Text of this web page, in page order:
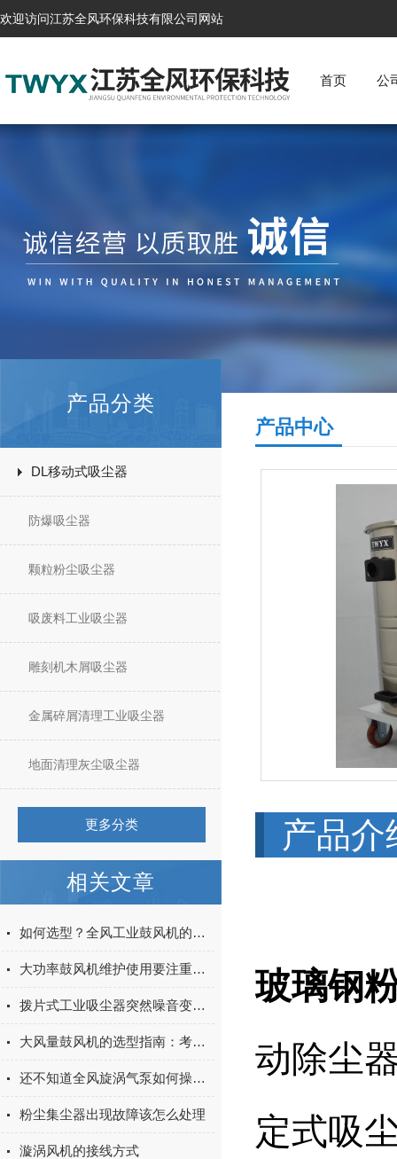
欢迎访问江苏全风环保科技有限公司网站
首页 公
产品分类
DL移动式吸尘器
防爆吸尘器
颗粒粉尘吸尘器
吸废料工业吸尘器
雕刻机木屑吸尘器
金属碎屑清理工业吸尘器
地面清理灰尘吸尘器
更多分类
相关文章
如何选型？全风工业鼓风机的关键参数与应用场景
大功率鼓风机维护使用要注重些什么？
拨片式工业吸尘器突然噪音变大的5个原因
大风量鼓风机的选型指南：考虑哪些因素？
还不知道全风旋涡气泵如何操作？进来看
粉尘集尘器出现故障该怎么处理
漩涡风机的接线方式
产品中心
产品介
玻璃钢
动除尘
定式吸